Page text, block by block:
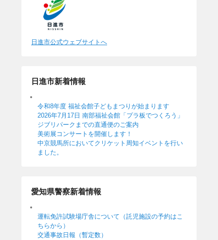
日進市公式ウェブサイトへ
日進市新着情報
令和8年度 福祉会館子どもまつりが始まります
2026年7月17日 南部福祉会館「プラ板でつくろう」
ジブリパークまでの直通便のご案内
美術展コンサートを開催します！
中京競馬所においてクリケット周知イベントを行い
ました。
愛知県警察新着情報
運転免許試験場庁舎について（託児施設の予約はこ
ちらから）
交通事故日報（暫定数）